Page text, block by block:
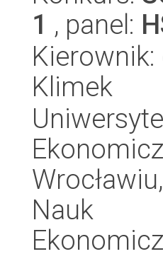
1 , panel:
Klimek
Nauk